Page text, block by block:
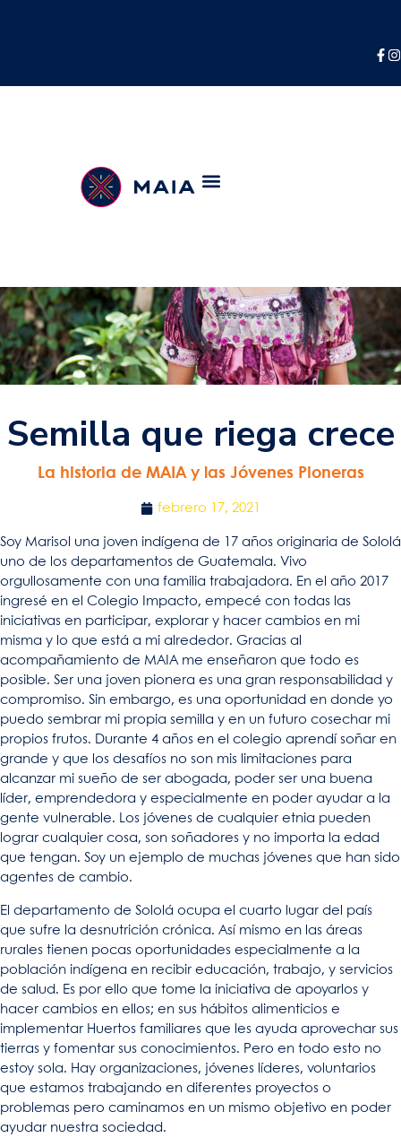
Semilla que riega crece
La historia de MAIA y las Jóvenes Pioneras
febrero 17, 2021
Soy Marisol una joven indígena de 17 años originaria de Sololá
uno de los departamentos de Guatemala. Vivo
orgullosamente con una familia trabajadora. En el año 2017
ingresé en el Colegio Impacto, empecé con todas las
iniciativas en participar, explorar y hacer cambios en mi
misma y lo que está a mi alrededor. Gracias al
acompañamiento de MAIA me enseñaron que todo es
posible. Ser una joven pionera es una gran responsabilidad y
compromiso. Sin embargo, es una oportunidad en donde yo
puedo sembrar mi propia semilla y en un futuro cosechar mi
propios frutos. Durante 4 años en el colegio aprendí soñar en
grande y que los desafíos no son mis limitaciones para
alcanzar mi sueño de ser abogada, poder ser una buena
líder, emprendedora y especialmente en poder ayudar a la
gente vulnerable. Los jóvenes de cualquier etnia pueden
lograr cualquier cosa, son soñadores y no importa la edad
que tengan. Soy un ejemplo de muchas jóvenes que han sido
agentes de cambio.
El departamento de Sololá ocupa el cuarto lugar del país
que sufre la desnutrición crónica. Así mismo en las áreas
rurales tienen pocas oportunidades especialmente a la
población indígena en recibir educación, trabajo, y servicios
de salud. Es por ello que tome la iniciativa de apoyarlos y
hacer cambios en ellos; en sus hábitos alimenticios e
implementar Huertos familiares que les ayuda aprovechar sus
tierras y fomentar sus conocimientos. Pero en todo esto no
estoy sola. Hay organizaciones, jóvenes líderes, voluntarios
que estamos trabajando en diferentes proyectos o
problemas pero caminamos en un mismo objetivo en poder
ayudar nuestra sociedad.